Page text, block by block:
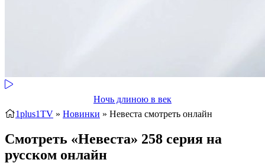
Ночь длиною в век
1plus1TV » Новинки » Невеста смотреть онлайн
Смотреть «Невеста» 258 серия на
русском онлайн